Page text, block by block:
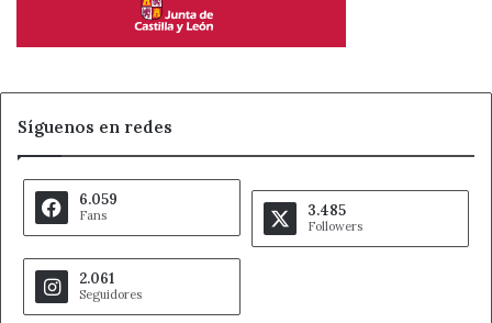
Síguenos en redes
6.059
Fans 3.485
Followers
2.061
Seguidores